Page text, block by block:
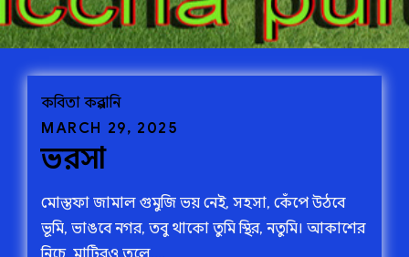
কবিতা কল্পরানি
Posted
on
MARCH 29, 2025
ভরসা
মোস্তফা জামাল গুমুজি ভয় নেই, সহসা, কেঁপে উঠবে
ভূমি, ভাঙবে নগর, তবু থাকো তুমি স্থির, নতুমি। আকাশের